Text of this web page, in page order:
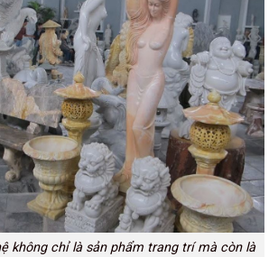
không chỉ là sản phẩm trang trí mà còn là